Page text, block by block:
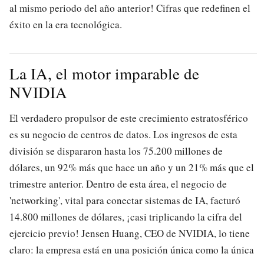
al mismo periodo del año anterior! Cifras que redefinen el
éxito en la era tecnológica.
La IA, el motor imparable de
NVIDIA
El verdadero propulsor de este crecimiento estratosférico
es su negocio de centros de datos. Los ingresos de esta
división se dispararon hasta los 75.200 millones de
dólares, un 92% más que hace un año y un 21% más que el
trimestre anterior. Dentro de esta área, el negocio de
'networking', vital para conectar sistemas de IA, facturó
14.800 millones de dólares, ¡casi triplicando la cifra del
ejercicio previo! Jensen Huang, CEO de NVIDIA, lo tiene
claro: la empresa está en una posición única como la única